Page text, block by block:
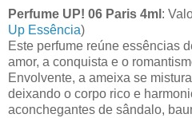
Perfume UP! 06 Paris 4ml :
Up Essência)
Este perfume reúne essências
amor, a conquista e o
Envolvente, a ameixa se
deixando o corpo rico e
aconchegantes de sândalo,